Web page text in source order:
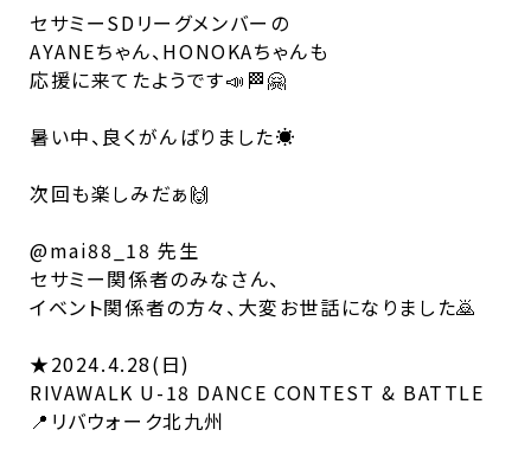
セサミーSDリーグメンバーの
AYANEちゃん、HONOKAちゃんも
応援に来てたようです📣🏁🤗
暑い中、良くがんばりました☀️
次回も楽しみだぁ🙌
@mai88_18 先生
セサミー関係者のみなさん、
イベント関係者の方々、大変お世話になりました🙇
★2024.4.28(日)
RIVAWALK U-18 DANCE CONTEST & BATTLE
📍リバウォーク北九州